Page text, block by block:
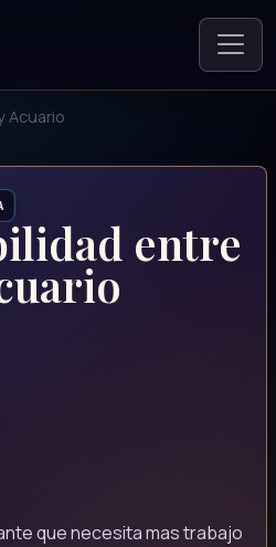
Acuario
entre
que necesita mas trabajo